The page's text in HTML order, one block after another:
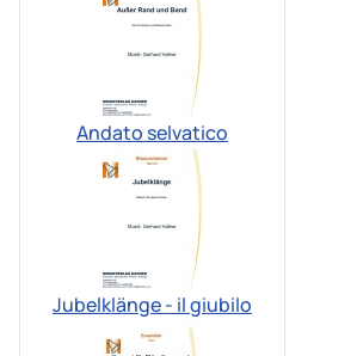
Andato selvatico
Jubelklänge - il giubilo